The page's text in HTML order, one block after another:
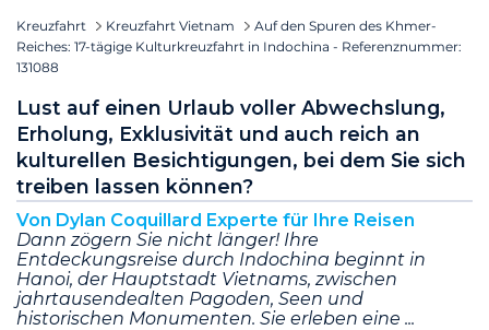
Kreuzfahrt Kreuzfahrt Vietnam
Auf den Spuren des Khmer-
Reiches: 17-tägige Kulturkreuzfahrt in Indochina - Referenznummer:
131088
Lust auf einen Urlaub voller Abwechslung,
Erholung, Exklusivität und auch reich an
kulturellen Besichtigungen, bei dem Sie sich
treiben lassen können?
Von Dylan Coquillard Experte für Ihre Reisen
Dann zögern Sie nicht länger! Ihre
Entdeckungsreise durch Indochina beginnt in
Hanoi, der Hauptstadt Vietnams, zwischen
jahrtausendealten Pagoden, Seen und
historischen Monumenten. Sie erleben eine